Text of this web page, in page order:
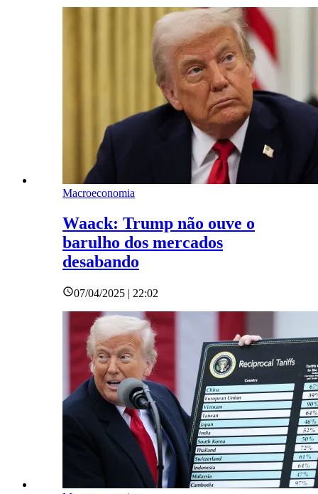
Macroeconomia
Waack: Trump não ouve o
barulho dos mercados
desabando
07/04/2025 | 22:02